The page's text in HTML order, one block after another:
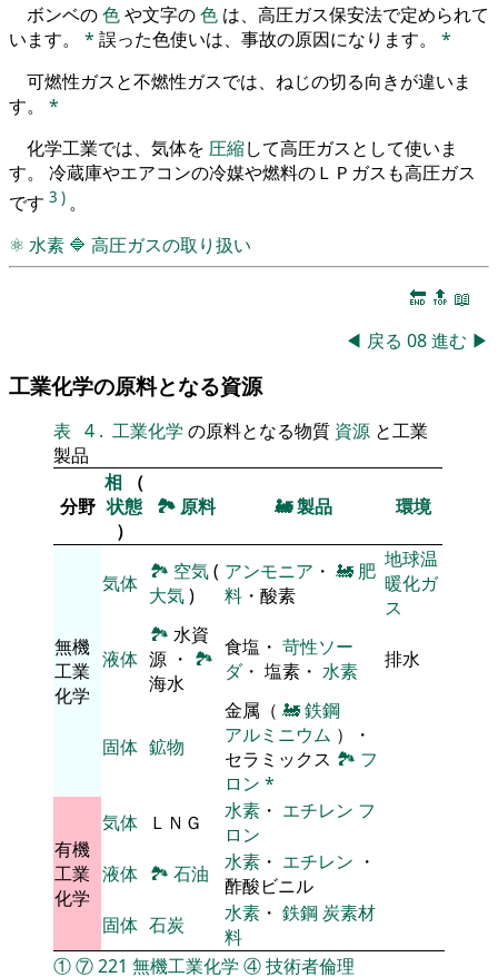
ボンベの色や文字の色 は、高圧ガス保安法で定められて
います。 * 誤った色使いは、事故の原因になります。 *
可燃性ガスと不燃性ガスでは、ねじの切る向きが違いま
す。 *
化学工業では、気体を 圧縮して高圧ガスとして使いま
す。 冷蔵庫やエアコンの冷媒や燃料のＬＰガスも高圧ガス
です 3 ) 。
⚛ 水素 🔷 高圧ガスの取り扱い
🔚 🔝 📖
◀ 戻る 08進む ▶
工業化学の原料となる資源
表 4 . 工業化学 の原料となる物質 資源 と工業
製品
分野
相
（
状態
）
🏞 原料 🚂製品 環境
無機
工業
化学
気体 🏞 空気(
大気)
アンモニア ・ 🚂 肥
料 ・酸素
地球温
暖化ガ
ス
液体
🏞 水資
源 ・ 🏞
海水
食塩・ 苛性ソー
ダ・ 塩素・ 水素 排水
固体 鉱物
金属（ 🚂鉄鋼
アルミニウム ）・
セラミックス 🏞 フ
ロン *
有機
工業
化学
気体 ＬＮＧ 水素 ・ エチレン フ
ロン
液体 🏞 石油 水素 ・ エチレン ・
酢酸ビニル
固体 石炭 水素 ・ 鉄鋼炭素材
料
①⑦221 無機工業化学 ④技術者倫理